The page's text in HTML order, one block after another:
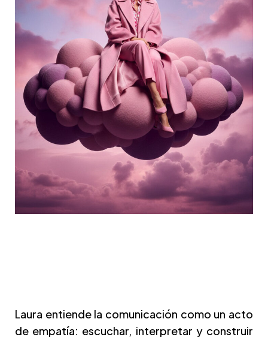
Laura entiende la comunicación como un acto
de empatía: escuchar, interpretar y construir